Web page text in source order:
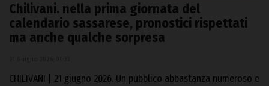
Chilivani. nella prima giornata del
calendario sassarese, pronostici rispettati
ma anche qualche sorpresa
CHILIVANI | 21 giugno 2026. Un pubblico abbastanza numeroso e